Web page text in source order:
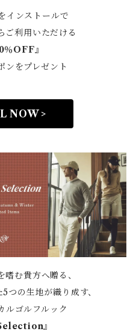
インストールで
ご利用いただける
％OFF』
ンをプレゼント
NOW >
む貴方へ贈る、
つの生地が織り成す、
ルゴルフルック
』